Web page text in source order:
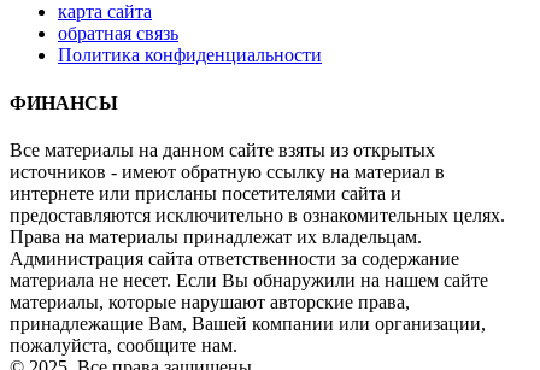
карта сайта
обратная связь
Политика конфиденциальности
ФИНАНСЫ
Все материалы на данном сайте взяты из открытых
источников - имеют обратную ссылку на материал в
интернете или присланы посетителями сайта и
предоставляются исключительно в ознакомительных целях.
Права на материалы принадлежат их владельцам.
Администрация сайта ответственности за содержание
материала не несет. Если Вы обнаружили на нашем сайте
материалы, которые нарушают авторские права,
принадлежащие Вам, Вашей компании или организации,
пожалуйста, сообщите нам.